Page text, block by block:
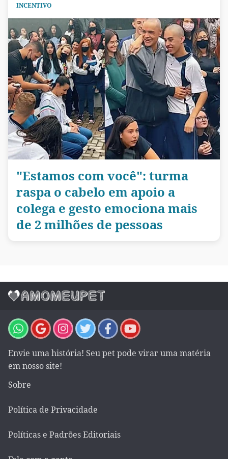
INCENTIVO
"Estamos com você": turma
raspa o cabelo em apoio a
colega e gesto emociona mais
de 2 milhões de pessoas
Envie uma história! Seu pet pode virar uma matéria
em nosso site!
Sobre
Política de Privacidade
Políticas e Padrões Editoriais